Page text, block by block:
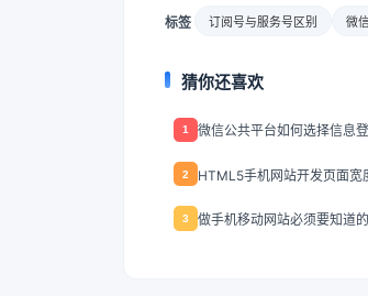
标签 订阅号与服务号区别 微
猜你还喜欢
1 微信公共平台如何选择信息登
2 HTML5手机网站开发页面宽
3 做手机移动网站必须要知道